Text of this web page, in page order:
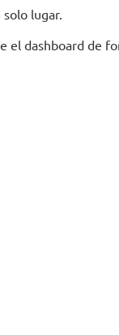
lugar.
el dashboard de